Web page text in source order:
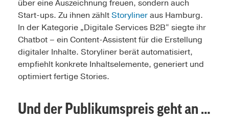
über eine Auszeichnung freuen, sondern auch
Start-ups. Zu ihnen zähltStorylineraus Hamburg.
In der Kategorie „Digitale Services B2B“ siegte ihr
Chatbot – ein Content-Assistent für die Erstellung
digitaler Inhalte. Storyliner berät automatisiert,
empfiehlt konkrete Inhaltselemente, generiert und
optimiert fertige Stories.
Und der Publikumspreis geht an …